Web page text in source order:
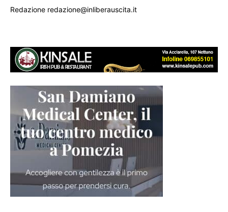
Redazione redazione@inliberauscita.it